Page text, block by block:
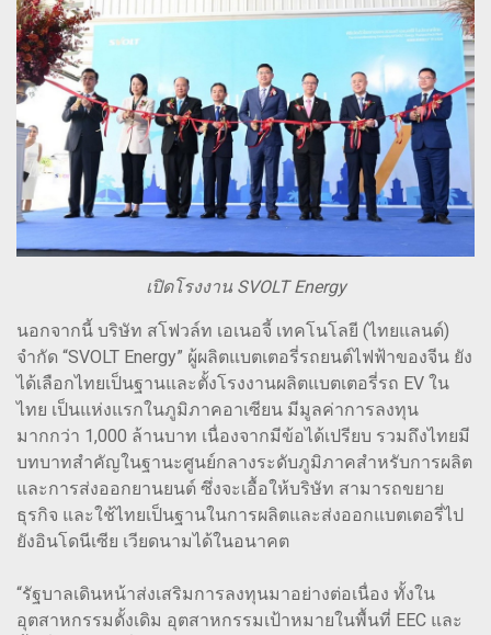
เปิดโรงงาน SVOLT Energy
นอกจากนี้ บริษัท สโฟวล์ท เอเนอจี้ เทคโนโลยี (ไทยแลนด์)
จำกัด “SVOLT Energy” ผู้ผลิตแบตเตอรี่รถยนต์ไฟฟ้าของจีน ยัง
ได้เลือกไทยเป็นฐานและตั้งโรงงานผลิตแบตเตอรี่รถ EV ใน
ไทย เป็นแห่งแรกในภูมิภาคอาเซียน มีมูลค่าการลงทุน
มากกว่า 1,000 ล้านบาท เนื่องจากมีข้อได้เปรียบ รวมถึงไทยมี
บทบาทสำคัญในฐานะศูนย์กลางระดับภูมิภาคสำหรับการผลิต
และการส่งออกยานยนต์ ซึ่งจะเอื้อให้บริษัท สามารถขยาย
ธุรกิจ และใช้ไทยเป็นฐานในการผลิตและส่งออกแบตเตอรี่ไป
ยังอินโดนีเซีย เวียดนามได้ในอนาคต
“รัฐบาลเดินหน้าส่งเสริมการลงทุนมาอย่างต่อเนื่อง ทั้งใน
อุตสาหกรรมดั้งเดิม อุตสาหกรรมเป้าหมายในพื้นที่ EEC และ